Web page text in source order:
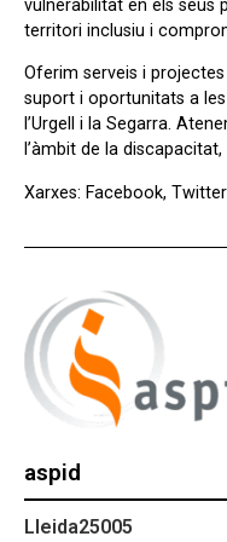
vulnerabilitat en els seus
territori inclusiu i
Oferim serveis i
suport i oportunitats a
l’Urgell i la Segarra.
l’àmbit de la
Xarxes: Facebook,
aspid
Lleida25005